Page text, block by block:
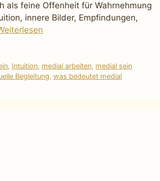
als feine Offenheit für Wahrnehmung
innere Bilder, Empfindungen,
, Intuition, medial arbeiten, medial sein
Begleitung, was bedeutet medial